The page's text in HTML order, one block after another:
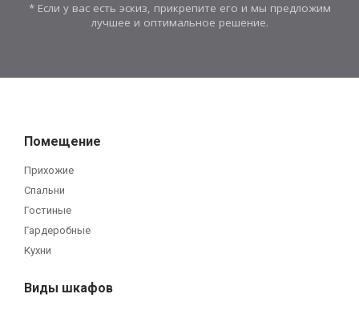
* Если у вас есть эскиз, прикрепите его и мы предложим
лучшее и оптимальное решение.
Помещение
Прихожие
Спальни
Гостиные
Гардеробные
Кухни
Виды шкафов